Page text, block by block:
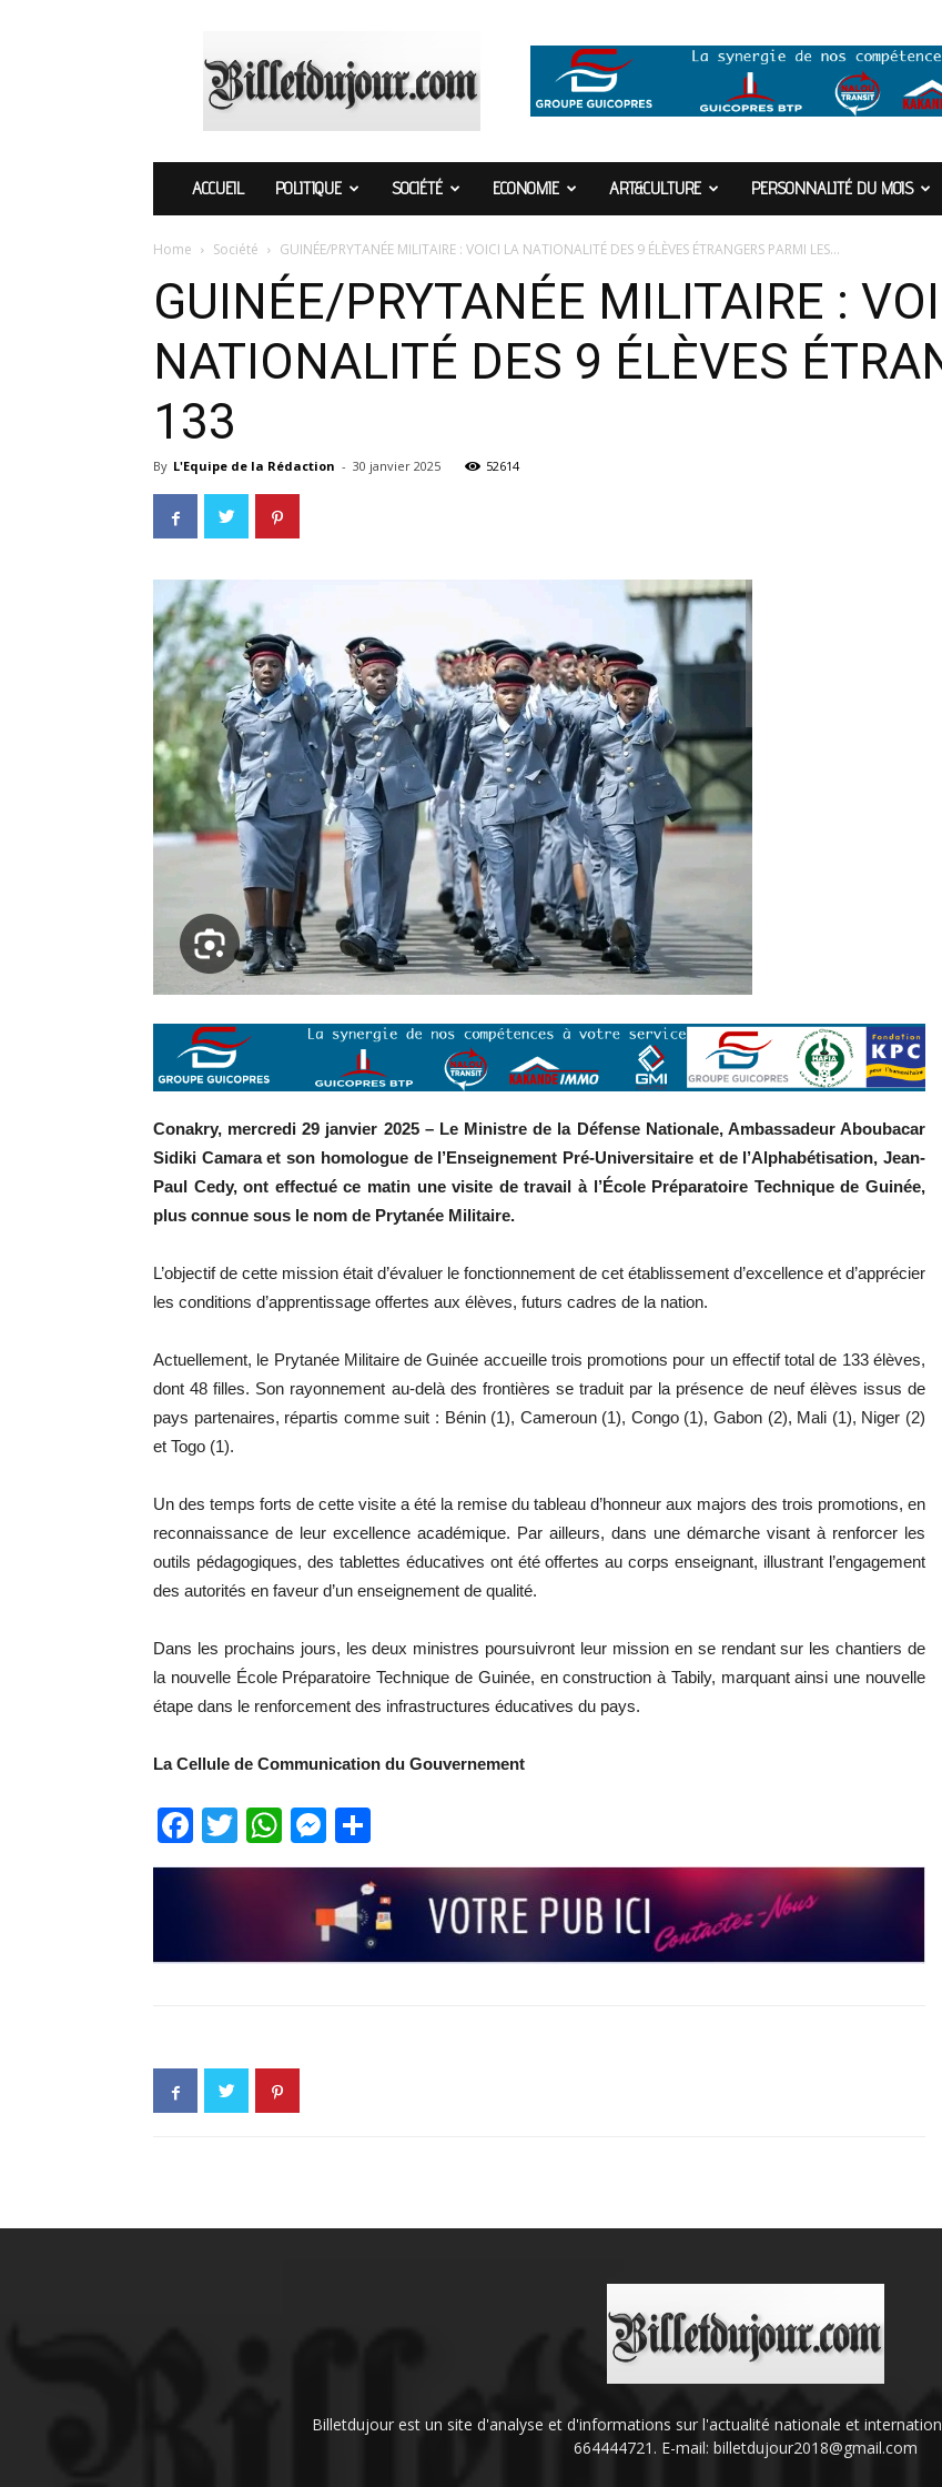
ACCUEIL POLITIQUE SOCIÉTÉ ECONOMIE ART&CULTURE PERSONNALITÉ DU MOIS
Home Société GUINÉE/PRYTANÉE MILITAIRE : VOICI LA NATIONALITÉ DES 9 ÉLÈVES ÉTRANGERS PARMI LES...
GUINÉE/PRYTANÉE MILITAIRE :
NATIONALITÉ DES 9 ÉLÈVES
133
By L'Equipe de la Rédaction - 30 janvier 2025 52614
Conakry, mercredi 29 janvier 2025 – Le Ministre de la Défense Nationale, Ambassadeur Aboubacar
Sidiki Camara et son homologue de l’Enseignement Pré-Universitaire et de l’Alphabétisation, Jean-
Paul Cedy, ont effectué ce matin une visite de travail à l’École Préparatoire Technique de Guinée,
plus connue sous le nom de Prytanée Militaire.
L’objectif de cette mission était d’évaluer le fonctionnement de cet établissement d’excellence et d’apprécier
les conditions d’apprentissage offertes aux élèves, futurs cadres de la nation.
Actuellement, le Prytanée Militaire de Guinée accueille trois promotions pour un effectif total de 133 élèves,
dont 48 filles. Son rayonnement au-delà des frontières se traduit par la présence de neuf élèves issus de
pays partenaires, répartis comme suit : Bénin (1), Cameroun (1), Congo (1), Gabon (2), Mali (1), Niger (2)
et Togo (1).
Un des temps forts de cette visite a été la remise du tableau d’honneur aux majors des trois promotions, en
reconnaissance de leur excellence académique. Par ailleurs, dans une démarche visant à renforcer les
outils pédagogiques, des tablettes éducatives ont été offertes au corps enseignant, illustrant l’engagement
des autorités en faveur d’un enseignement de qualité.
Dans les prochains jours, les deux ministres poursuivront leur mission en se rendant sur les chantiers de
la nouvelle École Préparatoire Technique de Guinée, en construction à Tabily, marquant ainsi une nouvelle
étape dans le renforcement des infrastructures éducatives du pays.
La Cellule de Communication du Gouvernement
Facebook
TwitterWhatsApp
Messenger
Billetdujour est un site d'analyse et d'informations sur l'actualité nationale et
664444721. E-mail: billetdujour2018@gmail.com